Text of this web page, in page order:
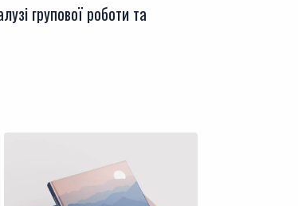
групової роботи та